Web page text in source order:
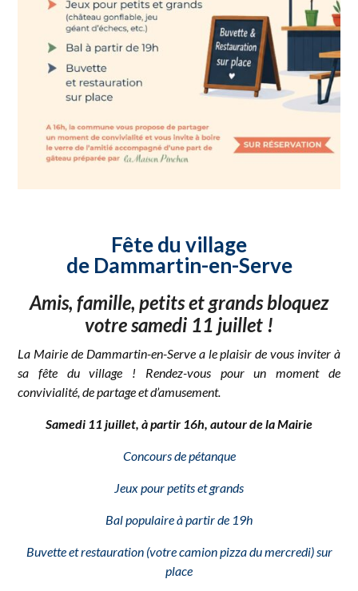
Fête du village
de Dammartin-en-Serve
Amis, famille, petits et grands bloquez
votre samedi 11 juillet !
La Mairie de Dammartin-en-Serve a le plaisir de vous inviter à
sa fête du village ! Rendez-vous pour un moment de
convivialité, de partage et d’amusement.
Samedi 11 juillet, à partir 16h, autour de la Mairie
Concours de pétanque
Jeux pour petits et grands
Bal populaire à partir de 19h
Buvette et restauration (votre camion pizza du mercredi) sur
place